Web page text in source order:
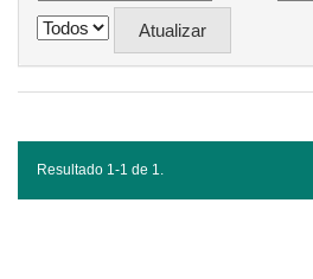
Resultado 1-1 de 1.